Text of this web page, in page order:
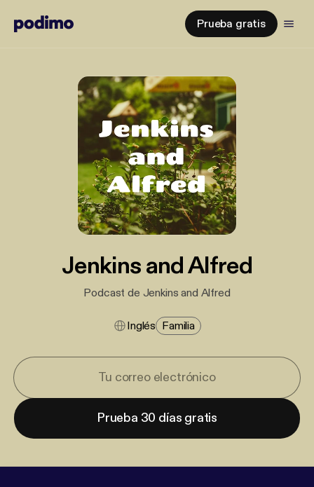
Prueba gratis
Jenkins and Alfred
Podcast de Jenkins and Alfred
Inglés Familia
Prueba 30 días gratis